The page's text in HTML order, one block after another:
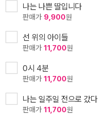
나는 나쁜 딸입니다
판매가 9,900원
선 위의 아이들
판매가 11,700원
0시 4분
판매가 11,700원
나는 일주일 전으로 갔다
판매가 11,700원